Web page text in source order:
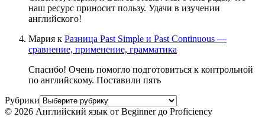
наш ресурс приносит пользу. Удачи в изучении
английского!
Мария к Разница Past Simple и Past Continuous —
сравнение, применение, грамматика
Спасибо! Очень помогло подготовиться к контрольной
по английскому. Поставили пять
Рубрики
© 2026 Английский язык от Beginner до Proficiency